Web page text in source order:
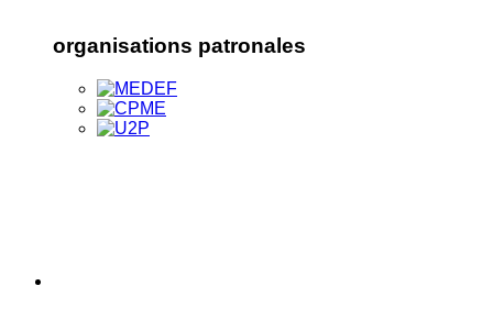
organisations patronales